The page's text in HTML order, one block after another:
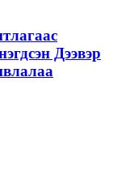
Дээвэр